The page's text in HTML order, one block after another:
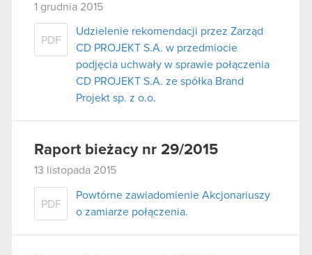
1 grudnia 2015
PDF
Udzielenie rekomendacji przez Zarząd
CD PROJEKT S.A. w przedmiocie
podjęcia uchwały w sprawie połączenia
CD PROJEKT S.A. ze spółka Brand
Projekt sp. z o.o.
Raport bieżacy nr 29/2015
13 listopada 2015
PDF
Powtórne zawiadomienie Akcjonariuszy
o zamiarze połączenia.